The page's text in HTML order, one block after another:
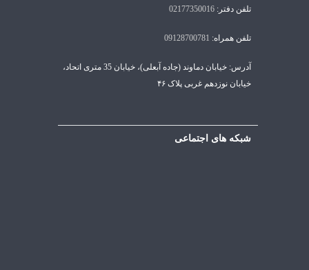
تلفن دفتر: 02177350016
تلفن همراه: 09128700781
آدرس: خیابان دماوند (جاده آبعلی)، خیابان 35 متری اتحاد،
خیابان نوزدهم غربی پلاک ۴۶
شبکه های اجتماعی